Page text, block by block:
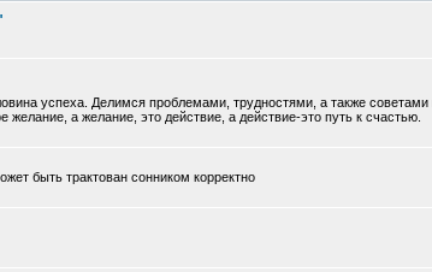
успеха. Делимся проблемами, трудностями, а также советами
а желание, это действие, а действие-это путь к счастью.
быть трактован сонником корректно